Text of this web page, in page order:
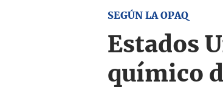
SEGÚN LA OPAQ
Estados
químico